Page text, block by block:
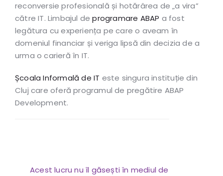
reconversie profesională și hotărârea de „a vira”
către IT. Limbajul deprogramare ABAP a fost
legătura cu experiența pe care o aveam în
domeniul financiar și veriga lipsă din decizia de a
urma o carieră în IT.
Școala Informală de IT este singura instituție din
Cluj care oferă programul de pregătire ABAP
Development.
Acest lucru nu îl găsești în mediul de